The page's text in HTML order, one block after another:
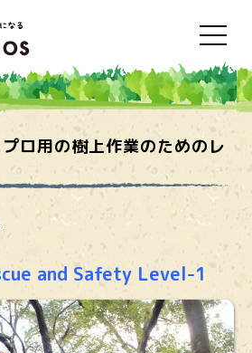
プロ用の樹上作業のためのレ
and Safety Level-1